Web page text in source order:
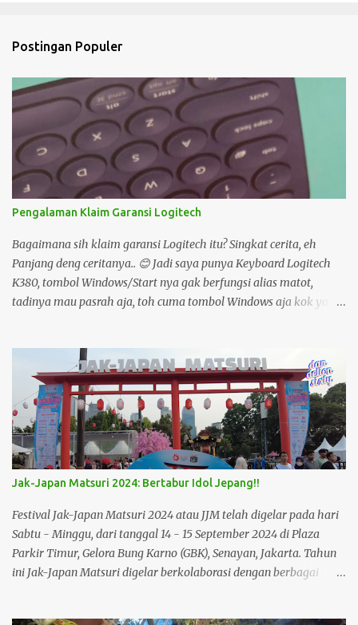
r
Postingan Populer
Pengalaman Klaim Garansi Logitech
Bagaimana sih klaim garansi Logitech itu? Singkat cerita, eh
Panjang deng ceritanya.. 😊 Jadi saya punya Keyboard Logitech
K380, tombol Windows/Start nya gak berfungsi alias matot,
tadinya mau pasrah aja, toh cuma tombol Windows aja kok yang
resmi Logitech, disana pun juga gak ada informasi jelas dimana
Service Centernya atau bla bla.. Akhirnya saya bertanya ke
Twitter Official @LogitechID, setelah menunggu berhari-hari kok
gak ada tanggapan.. hmmmm :-0 akhirnya coba DM ke official
Facebooknya @Logitech. Ehh ada tanggapan, jadi untuk klaim
garansi bisa langsung datang saja ke alamat distributornya yg
ada di Ancol sana dan jangan lupa membawa beserta dus nota
dan ada stiker distributornya PT Surya Candra. Stiker Distributor
PT Surya Candra Saya pun langsung meluncur ke TKP karena
lokasi tempat tinggal saya di daerah Pejaten, jadi saya ber...
Jak-Japan Matsuri 2024: Bertabur Idol Jepang!!
Festival Jak-Japan Matsuri 2024 atau JJM telah digelar pada hari
Sabtu - Minggu, dari tanggal 14 - 15 September 2024 di Plaza
Parkir Timur, Gelora Bung Karno (GBK), Senayan, Jakarta. Tahun
ini Jak-Japan Matsuri digelar berkolaborasi dengan berbagai